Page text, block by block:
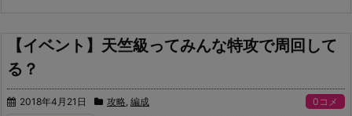
【イベント】天竺級ってみんな特攻で周回して
る？
2018年4月21日 攻略, 編成 0コメ